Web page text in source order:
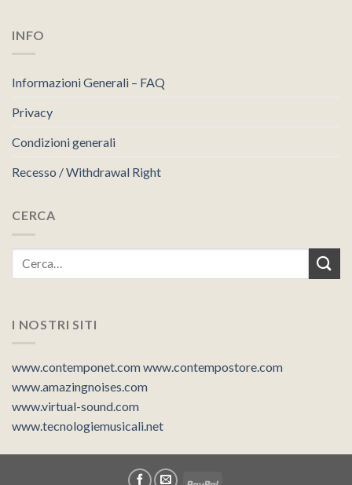
INFO
Informazioni Generali – FAQ
Privacy
Condizioni generali
Recesso / Withdrawal Right
CERCA
I NOSTRI SITI
www.contemponet.comwww.contempostore.com
www.amazingnoises.com
www.virtual-sound.com
www.tecnologiemusicali.net